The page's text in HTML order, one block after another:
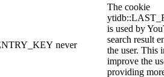
never
The cookie
is used by
search result
the user. This
improve the
providing